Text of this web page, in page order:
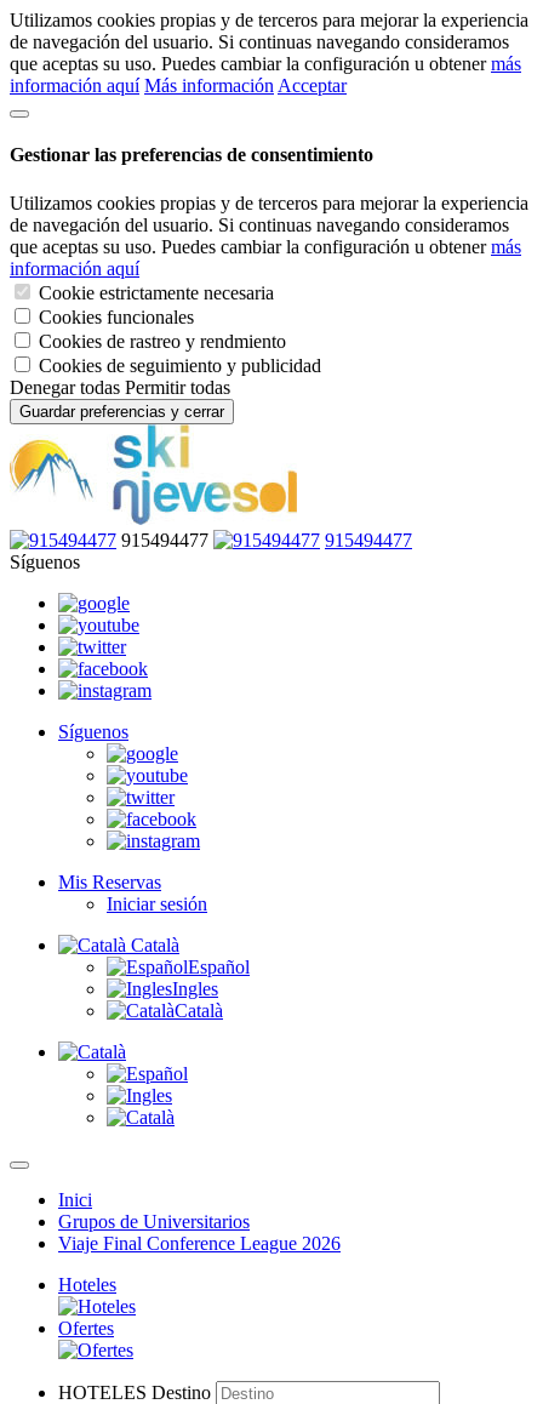
Utilizamos cookies propias y de terceros para mejorar la experiencia
de navegación del usuario. Si continuas navegando consideramos
que aceptas su uso. Puedes cambiar la configuración u obtenermás
información aquí Más información Acceptar
Gestionar las preferencias de consentimiento
Utilizamos cookies propias y de terceros para mejorar la experiencia
de navegación del usuario. Si continuas navegando consideramos
que aceptas su uso. Puedes cambiar la configuración u obtenermás
información aquí
Cookie estrictamente necesaria
Cookies funcionales
Cookies de rastreo y rendmiento
Cookies de seguimiento y publicidad
Denegar todas Permitir todas
Guardar preferencias y cerrar
915494477
915494477
Síguenos
Síguenos
Mis Reservas
Iniciar sesión
Català
Español
Ingles
Català
Inici
Grupos de Universitarios
Viaje Final Conference League 2026
Hoteles
Ofertes
HOTELES Destino